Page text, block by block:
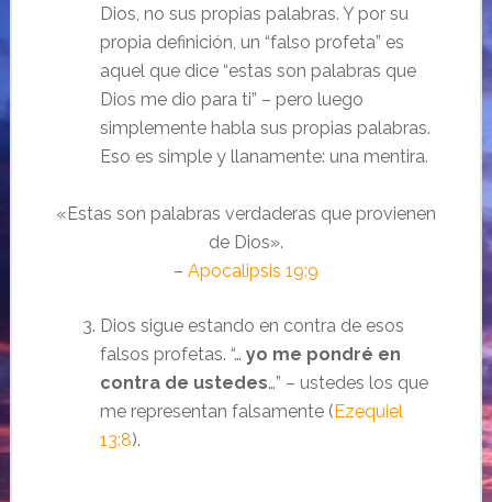
Dios, no sus propias palabras. Y por su
propia definición, un “falso profeta” es
aquel que dice “estas son palabras que
Dios me dio para ti” – pero luego
simplemente habla sus propias palabras.
Eso es simple y llanamente: una mentira.
«Estas son palabras verdaderas que provienen
de Dios».
– Apocalipsis 19:9
Dios sigue estando en contra de esos
falsos profetas. “… yo me pondré en
contra de ustedes…” – ustedes los que
me representan falsamente ( Ezequiel
13:8).